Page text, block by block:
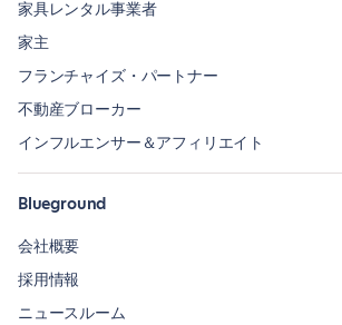
家具レンタル事業者
家主
フランチャイズ・パートナー
不動産ブローカー
インフルエンサー＆アフィリエイト
Blueground
会社概要
採用情報
ニュースルーム